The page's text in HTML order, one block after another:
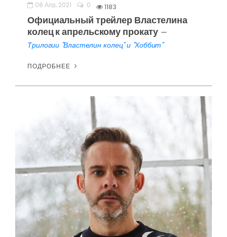
08 Апр, 2021 0 1183
Официальный трейлер Властелина
колец к апрельскому прокату —
Трилогии "Властелин колец" и "Хоббит"
ПОДРОБНЕЕ